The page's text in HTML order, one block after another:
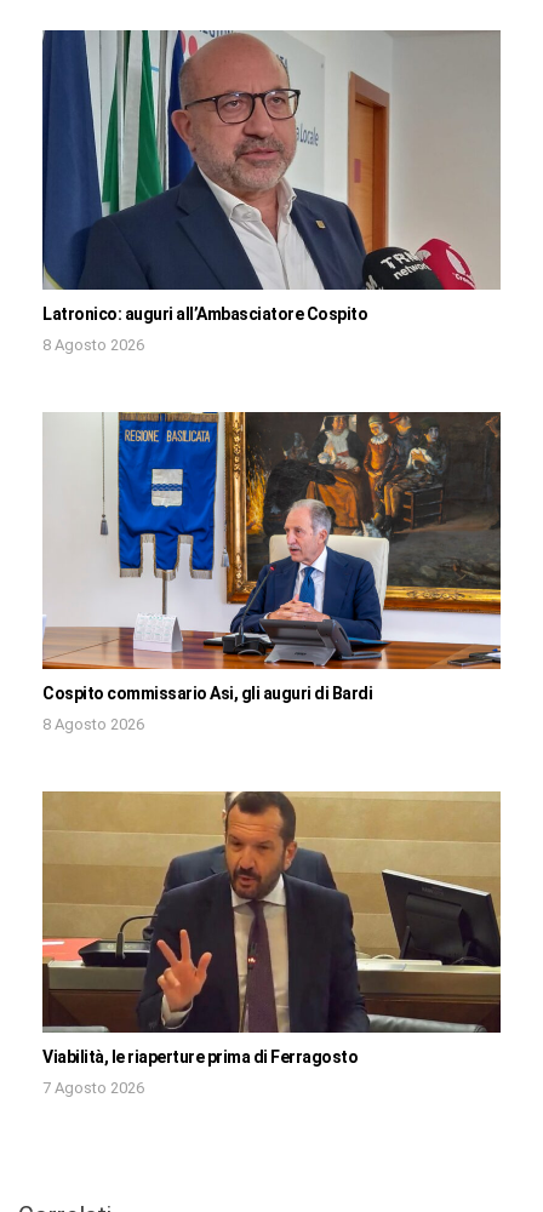
Latronico: auguri all’Ambasciatore Cospito
8 Agosto 2026
Cospito commissario Asi, gli auguri di Bardi
8 Agosto 2026
Viabilità, le riaperture prima di Ferragosto
7 Agosto 2026